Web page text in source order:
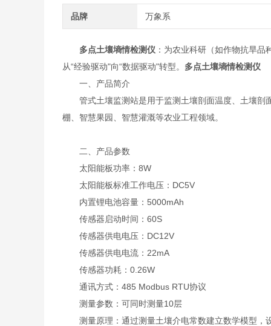
品牌 万象系
多点土壤墒情检测仪：为农业科研（如作物抗旱品
从“经验驱动"向“数据驱动"转型。 多点土壤墒情检测仪
一、产品简介
管式土壤监测站是用于监测土壤剖面温度、土壤剖
棚、智慧果园、智慧灌溉等农业工程领域。
二、产品参数
太阳能板功率：8W
太阳能板标准工作电压：DC5V
内置锂电池容量：5000mAh
传感器启动时间：60S
传感器供电电压：DC12V
传感器供电电流：22mA
传感器功耗：0.26W
通讯方式：485 Modbus RTU协议
测量参数：可同时测量10层
测量原理：通过测量土壤介电常数建立数学模型，